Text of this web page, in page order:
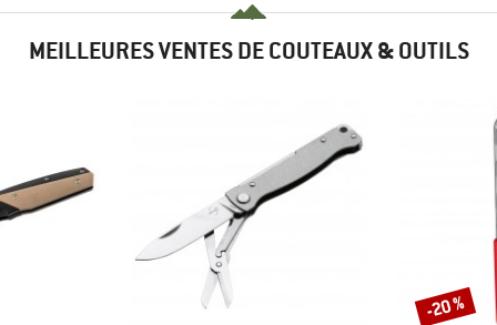
MEILLEURES VENTES DE COUTEAUX & OUTILS
Remise
-20 %